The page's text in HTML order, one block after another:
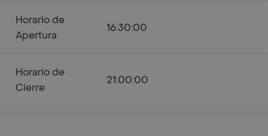
Horario de
Apertura
16:30:00
Horario de
Cierre
21:00:00